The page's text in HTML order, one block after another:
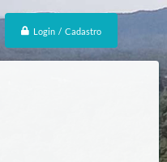
Login / Cadastro